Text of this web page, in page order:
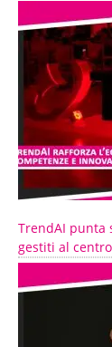
TrendAI punta
gestiti al